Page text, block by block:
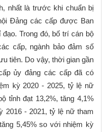
nhất là trước khi chuẩn bị
Đảng các cấp được Ban
Trong đó, bố trí cán bộ
cấp, ngành bảo đảm số
tiên. Do vậy, thời gian gần
ủy đảng các cấp đã có
kỳ 2020 - 2025, tỷ lệ nữ
tỉnh đạt 13,2%, tăng 4,1%
2016 - 2021, tỷ lệ nữ tham
5,45% so với nhiệm kỳ